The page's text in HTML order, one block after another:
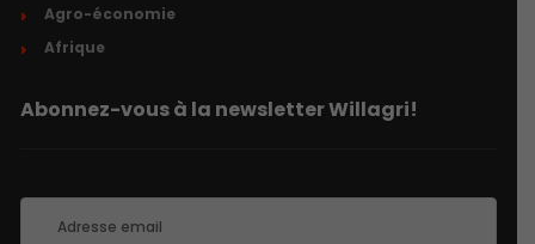
Agro-économie
Afrique
Abonnez-vous à la newsletter Willagri!